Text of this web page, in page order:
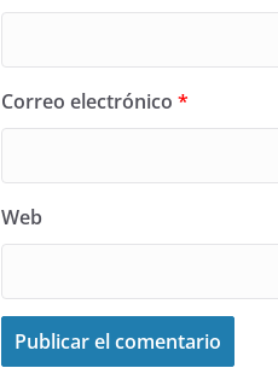
Correo electrónico *
Web